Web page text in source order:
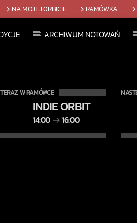
NA MOJEJ ORBICIE RAMÓWKA
ARCHIWUM NOTOWAŃ
TERAZ W RAMÓWCE
INDIE ORBIT
14:00 16:00